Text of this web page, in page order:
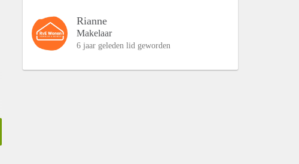
Rianne
Makelaar
6 jaar geleden lid geworden